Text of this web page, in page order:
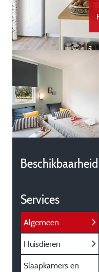
Services
Algemeen
Huisdieren
Slaapkamers en